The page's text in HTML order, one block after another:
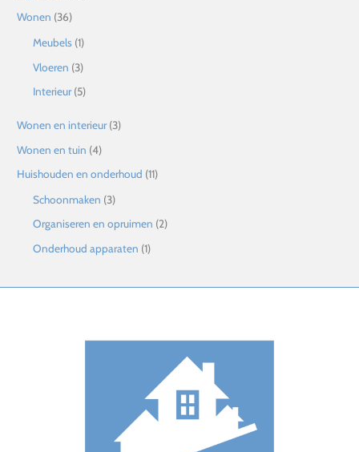
Wonen (36)
Meubels (1)
Vloeren (3)
Interieur(5)
Wonen en interieur(3)
Wonen en tuin (4)
Huishouden en onderhoud (11)
Schoonmaken (3)
Organiseren en opruimen (2)
Onderhoud apparaten (1)